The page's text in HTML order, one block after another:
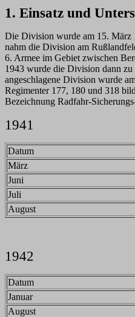
1. Einsatz und
Die Division wurde am 15. März
nahm die Division am
6. Armee im Gebiet zwischen
1943 wurde die Division dann
angeschlagene Division wurde
Regimenter 177, 180 und 318
Bezeichnung Radfahr-
1941
Datum
März
Juni
Juli
August
1942
Datum
Januar
August